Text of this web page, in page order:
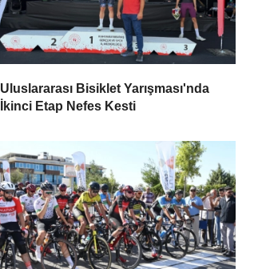
Uluslararası Bisiklet Yarışması'nda
İkinci Etap Nefes Kesti